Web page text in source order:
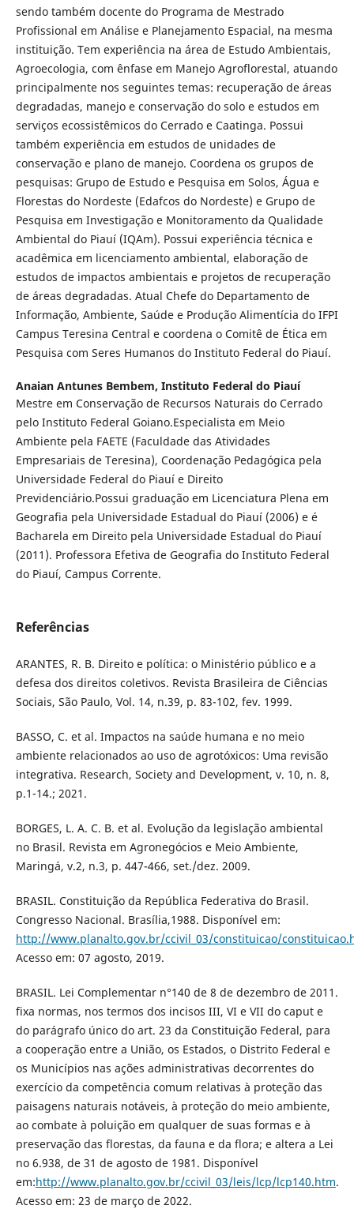
sendo também docente do Programa de Mestrado
Profissional em Análise e Planejamento Espacial, na mesma
instituição. Tem experiência na área de Estudo Ambientais,
Agroecologia, com ênfase em Manejo Agroflorestal, atuando
principalmente nos seguintes temas: recuperação de áreas
degradadas, manejo e conservação do solo e estudos em
serviços ecossistêmicos do Cerrado e Caatinga. Possui
também experiência em estudos de unidades de
conservação e plano de manejo. Coordena os grupos de
pesquisas: Grupo de Estudo e Pesquisa em Solos, Água e
Florestas do Nordeste (Edafcos do Nordeste) e Grupo de
Pesquisa em Investigação e Monitoramento da Qualidade
Ambiental do Piauí (IQAm). Possui experiência técnica e
acadêmica em licenciamento ambiental, elaboração de
estudos de impactos ambientais e projetos de recuperação
de áreas degradadas. Atual Chefe do Departamento de
Informação, Ambiente, Saúde e Produção Alimentícia do IFPI
Campus Teresina Central e coordena o Comitê de Ética em
Pesquisa com Seres Humanos do Instituto Federal do Piauí.
Anaian Antunes Bembem, Instituto Federal do Piauí
Mestre em Conservação de Recursos Naturais do Cerrado
pelo Instituto Federal Goiano.Especialista em Meio
Ambiente pela FAETE (Faculdade das Atividades
Empresariais de Teresina), Coordenação Pedagógica pela
Universidade Federal do Piauí e Direito
Previdenciário.Possui graduação em Licenciatura Plena em
Geografia pela Universidade Estadual do Piauí (2006) e é
Bacharela em Direito pela Universidade Estadual do Piauí
(2011). Professora Efetiva de Geografia do Instituto Federal
do Piauí, Campus Corrente.
Referências
ARANTES, R. B. Direito e política: o Ministério público e a
defesa dos direitos coletivos. Revista Brasileira de Ciências
Sociais, São Paulo, Vol. 14, n.39, p. 83-102, fev. 1999.
BASSO, C. et al. Impactos na saúde humana e no meio
ambiente relacionados ao uso de agrotóxicos: Uma revisão
integrativa. Research, Society and Development, v. 10, n. 8,
p.1-14.; 2021.
BORGES, L. A. C. B. et al. Evolução da legislação ambiental
no Brasil. Revista em Agronegócios e Meio Ambiente,
Maringá, v.2, n.3, p. 447-466, set./dez. 2009.
BRASIL. Constituição da República Federativa do Brasil.
Congresso Nacional. Brasília,1988. Disponível em:
http://www.planalto.gov.br/ccivil_03/constituicao/
Acesso em: 07 agosto, 2019.
BRASIL. Lei Complementar n°140 de 8 de dezembro de 2011.
fixa normas, nos termos dos incisos III, VI e VII do caput e
do parágrafo único do art. 23 da Constituição Federal, para
a cooperação entre a União, os Estados, o Distrito Federal e
os Municípios nas ações administrativas decorrentes do
exercício da competência comum relativas à proteção das
paisagens naturais notáveis, à proteção do meio ambiente,
ao combate à poluição em qualquer de suas formas e à
preservação das florestas, da fauna e da flora; e altera a Lei
no 6.938, de 31 de agosto de 1981. Disponível
em:http://www.planalto.gov.br/ccivil_03/leis/lcp/lcp140.htm.
Acesso em: 23 de março de 2022.